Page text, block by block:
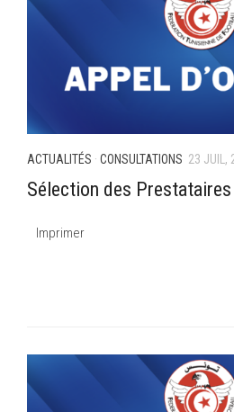
ACTUALITÉS · CONSULTATIONS 23 JUIL,
Sélection des
Imprimer